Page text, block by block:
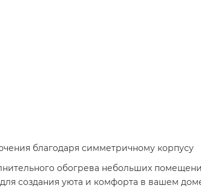
благодаря симметричному корпусу​
обогрева небольших
создания уюта и комфорта в вашем